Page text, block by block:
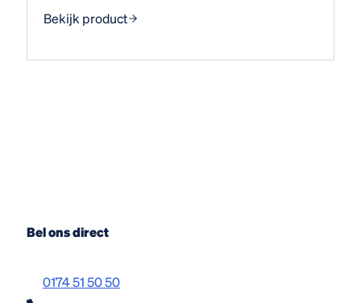
Bekijk product
Bel ons direct
0174 51 50 50